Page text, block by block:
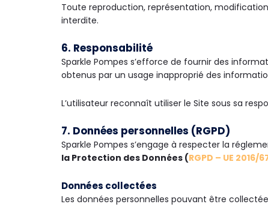
Toute reproduction, représentation,
interdite.
6. Responsabilité
Sparkle Pompes s’efforce de fournir des
obtenus par un usage inapproprié des
L’utilisateur reconnaît utiliser le Site sous sa
7. Données personnelles (RGPD)
Sparkle Pompes s’engage à respecter la
la Protection des Données (RGPD – UE 2016/
Données collectées
Les données personnelles pouvant être